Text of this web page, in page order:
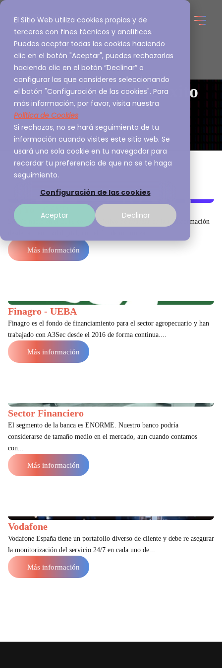
El Sitio Web utiliza cookies propias y de
terceros con fines técnicos y analíticos.
Puedes aceptar todas las cookies haciendo
clic en el botón "Aceptar", puedes rechazarlas
haciendo clic en el botón “Declinar” o
configurar las que consideres seleccionando
el botón "Configuración de las cookies". Para
más información, por favor, visita nuestra
Política de Cookies
Si rechazas, no se hará seguimiento de tu
información cuando visites este sitio web. Se
usará una sola cookie en tu navegador para
recordar tu preferencia de que no se te haga
seguimiento.
Configuración de las cookies
Aceptar Declinar
Nuestros casos de éxito
SoyYo - CSVD
SoyYo nació en el 2019 con el objetivo de avanzar en la transformación
Más información
Finagro - UEBA
Finagro es el fondo de financiamiento para el sector agropecuario y han
trabajado con A3Sec desde el 2016 de forma continua....
Más información
Sector Financiero
El segmento de la banca es ENORME. Nuestro banco podría
considerarse de tamaño medio en el mercado, aun cuando contamos
con...
Más información
Vodafone
Vodafone España tiene un portafolio diverso de cliente y debe re asegurar
la monitorización del servicio 24/7 en cada uno de...
Más información